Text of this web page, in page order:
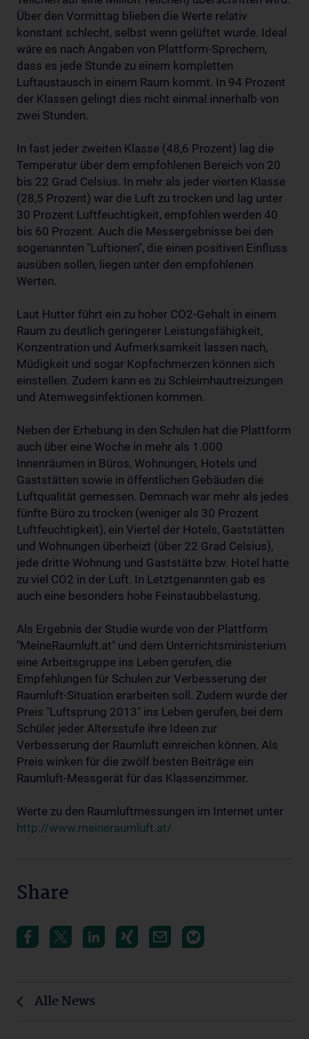
Über den Vormittag blieben die Werte relativ
konstant schlecht, selbst wenn gelüftet wurde. Ideal
wäre es nach Angaben von Plattform-Sprechern,
dass es jede Stunde zu einem kompletten
Luftaustausch in einem Raum kommt. In 94 Prozent
der Klassen gelingt dies nicht einmal innerhalb von
zwei Stunden.
In fast jeder zweiten Klasse (48,6 Prozent) lag die
Temperatur über dem empfohlenen Bereich von 20
bis 22 Grad Celsius. In mehr als jeder vierten Klasse
(28,5 Prozent) war die Luft zu trocken und lag unter
30 Prozent Luftfeuchtigkeit, empfohlen werden 40
bis 60 Prozent. Auch die Messergebnisse bei den
sogenannten "Luftionen", die einen positiven Einfluss
ausüben sollen, liegen unter den empfohlenen
Werten.
Laut Hutter führt ein zu hoher CO2-Gehalt in einem
Raum zu deutlich geringerer Leistungsfähigkeit,
Konzentration und Aufmerksamkeit lassen nach,
Müdigkeit und sogar Kopfschmerzen können sich
einstellen. Zudem kann es zu Schleimhautreizungen
und Atemwegsinfektionen kommen.
Neben der Erhebung in den Schulen hat die Plattform
auch über eine Woche in mehr als 1.000
Innenräumen in Büros, Wohnungen, Hotels und
Gaststätten sowie in öffentlichen Gebäuden die
Luftqualität gemessen. Demnach war mehr als jedes
fünfte Büro zu trocken (weniger als 30 Prozent
Luftfeuchtigkeit), ein Viertel der Hotels, Gaststätten
und Wohnungen überheizt (über 22 Grad Celsius),
jede dritte Wohnung und Gaststätte bzw. Hotel hatte
zu viel CO2 in der Luft. In Letztgenannten gab es
auch eine besonders hohe Feinstaubbelastung.
Als Ergebnis der Studie wurde von der Plattform
"MeineRaumluft.at" und dem Unterrichtsministerium
eine Arbeitsgruppe ins Leben gerufen, die
Empfehlungen für Schulen zur Verbesserung der
Raumluft-Situation erarbeiten soll. Zudem wurde der
Preis "Luftsprung 2013" ins Leben gerufen, bei dem
Schüler jeder Altersstufe ihre Ideen zur
Verbesserung der Raumluft einreichen können. Als
Preis winken für die zwölf besten Beiträge ein
Raumluft-Messgerät für das Klassenzimmer.
Werte zu den Raumluftmessungen im Internet unter
http://www.meineraumluft.at/
Share
Alle News